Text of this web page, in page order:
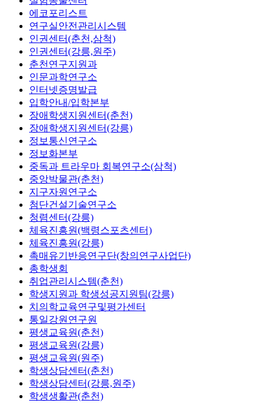
실험동물센터
에코포리스트
연구실안전관리시스템
인권센터(춘천,삼척)
인권센터(강릉,원주)
춘천연구지원과
인문과학연구소
인터넷증명발급
입학안내/입학본부
장애학생지원센터(춘천)
장애학생지원센터(강릉)
정보통신연구소
정보화본부
중독과 트라우마 회복연구소(삼척)
중앙박물관(춘천)
지구자원연구소
첨단건설기술연구소
청렴센터(강릉)
체육진흥원(백령스포츠센터)
체육진흥원(강릉)
촉매유기반응연구단(창의연구사업단)
총학생회
취업관리시스템(춘천)
학생지원과 학생성공지원팀(강릉)
치의학교육연구및평가센터
통일강원연구원
평생교육원(춘천)
평생교육원(강릉)
평생교육원(원주)
학생상담센터(춘천)
학생상담센터(강릉,원주)